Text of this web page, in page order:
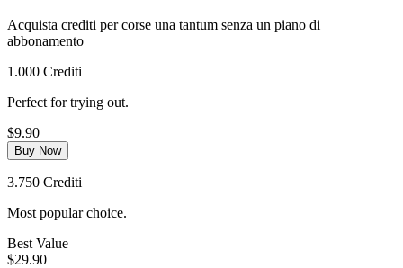
Acquista crediti per corse una tantum senza un piano di
abbonamento
1.000 Crediti
Perfect for trying out.
$9.90
Buy Now
3.750 Crediti
Most popular choice.
Best Value
$29.90